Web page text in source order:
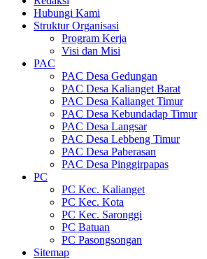
Hubungi Kami
Struktur Organisasi
Program Kerja
Visi dan Misi
PAC
PAC Desa Gedungan
PAC Desa Kalianget Barat
PAC Desa Kalianget Timur
PAC Desa Kebundadap Timur
PAC Desa Langsar
PAC Desa Lebbeng Timur
PAC Desa Paberasan
PAC Desa Pinggirpapas
PC
PC Kec. Kalianget
PC Kec. Kota
PC Kec. Saronggi
PC Batuan
PC Pasongsongan
Sitemap